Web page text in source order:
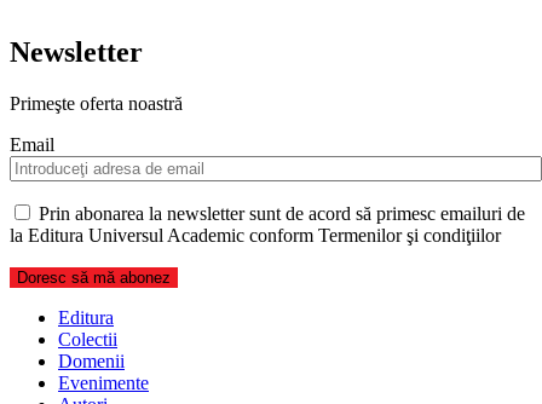
Newsletter
Primeşte oferta noastră
Email
Prin abonarea la newsletter sunt de acord să primesc emailuri de
la Editura Universul Academic conform Termenilor şi condiţiilor
Editura
Colectii
Domenii
Evenimente